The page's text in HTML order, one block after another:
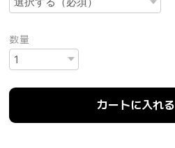
数量
カートに入れる